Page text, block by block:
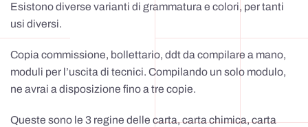
Esistono diverse varianti di grammatura e colori, per tanti
usi diversi.
Copia commissione, bollettario, ddt da compilare a mano,
moduli per l’uscita di tecnici. Compilando un solo modulo,
ne avrai a disposizione fino a tre copie.
Queste sono le 3 regine delle carta, carta chimica, carta